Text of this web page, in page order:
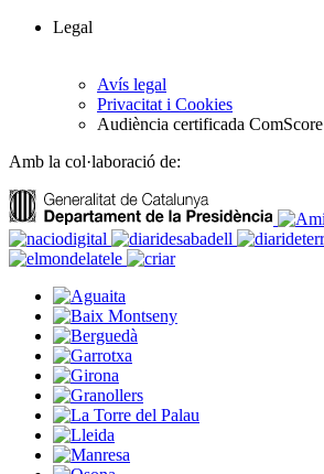
Legal
Avís legal
Privacitat i Cookies
Audiència certificada ComScore
Amb la col·laboració de: